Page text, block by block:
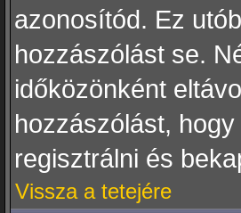
azonosítód. Ez
hozzászólást se.
időközönként
hozzászólást,
regisztrálni és
Vissza a tetejére